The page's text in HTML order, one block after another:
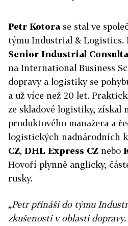
Petr Kotorase stal ve
týmu Industrial & Logistics.
Senior Industrial
na International Business
dopravy a logistiky se
a už více než 20 let.
ze skladové logistiky, získal
produktového manažera a
logistických nadnárodních
CZ, DHL Express CZ nebo
Hovoří plynně anglicky,
rusky.
„Petr přináší do týmu
zkušenosti v oblasti